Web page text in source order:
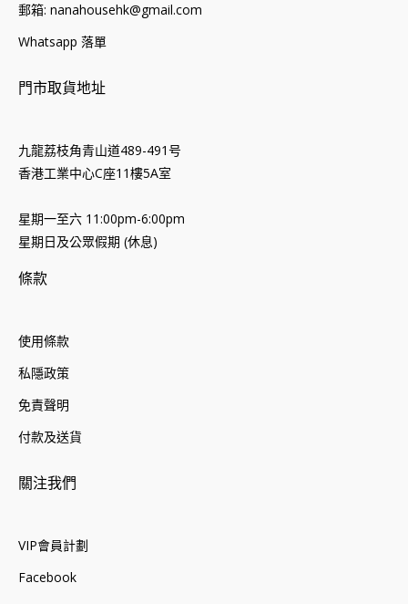
郵箱: nanahousehk@gmail.com
Whatsapp 落單
門市取貨地址
九龍荔枝角青山道489-491号
香港工業中心C座11樓5A室
星期一至六 11:00pm-6:00pm
星期日及公眾假期 (休息)
條款
使用條款
私隱政策
免責聲明
付款及送貨
關注我們
VIP會員計劃
Facebook